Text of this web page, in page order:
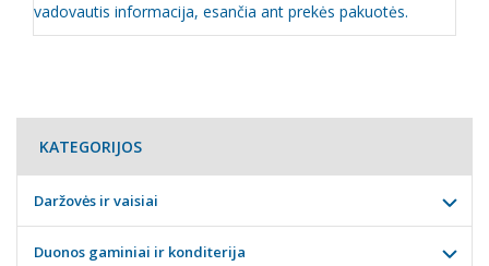
vadovautis informacija, esančia ant prekės pakuotės.
KATEGORIJOS
Daržovės ir vaisiai
Duonos gaminiai ir konditerija